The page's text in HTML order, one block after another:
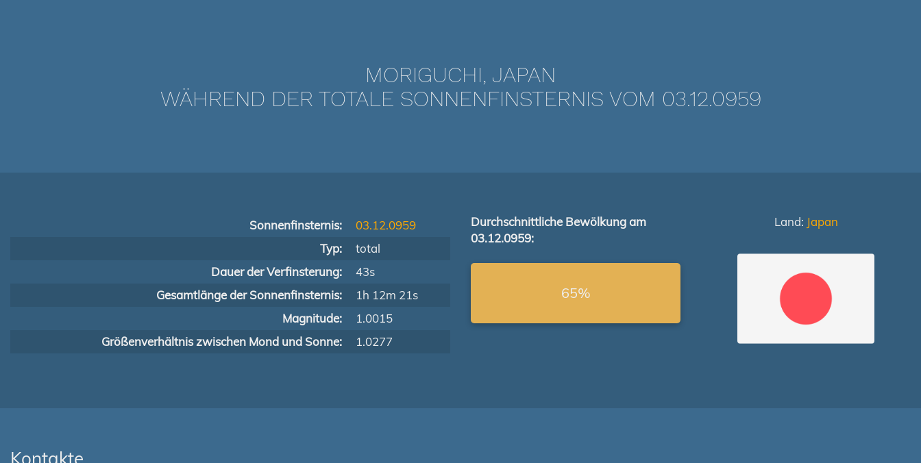
MORIGUCHI, JAPAN
WÄHREND DER TOTALE SONNENFINSTERNIS VOM 03.12.0959
Sonnenfinsternis:
03.12.0959
Typ:
total
Dauer der Verfinsterung:
43s
Gesamtlänge der Sonnenfinsternis:
1h 12m 21s
Magnitude:
1.0015
Größenverhältnis zwischen Mond und Sonne:
1.0277
Durchschnittliche Bewölkung am
03.12.0959:
65%
Land: Japan